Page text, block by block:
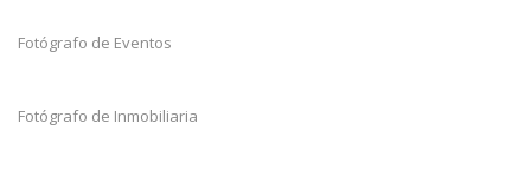
Fotógrafo de Eventos
Fotógrafo de Inmobiliaria